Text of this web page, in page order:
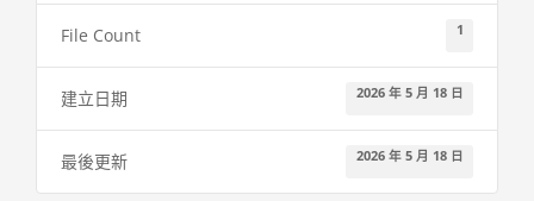
File Count 1
建立日期 2026 年 5 月 18 日
最後更新 2026 年 5 月 18 日